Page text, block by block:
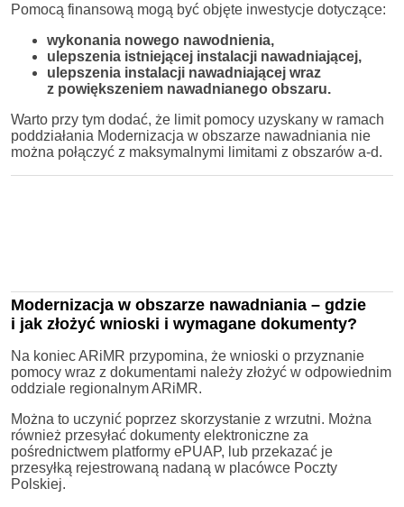
Pomocą finansową mogą być objęte inwestycje dotyczące:
wykonania nowego nawodnienia,
ulepszenia istniejącej instalacji nawadniającej,
ulepszenia instalacji nawadniającej wraz
z powiększeniem nawadnianego obszaru.
Warto przy tym dodać, że limit pomocy uzyskany w ramach
poddziałania Modernizacja w obszarze nawadniania nie
można połączyć z maksymalnymi limitami z obszarów a-d.
Modernizacja w obszarze nawadniania – gdzie
i jak złożyć wnioski i wymagane dokumenty?
Na koniec ARiMR przypomina, że wnioski o przyznanie
pomocy wraz z dokumentami należy złożyć w odpowiednim
oddziale regionalnym ARiMR.
Można to uczynić poprzez skorzystanie z wrzutni. Można
również przesyłać dokumenty elektroniczne za
pośrednictwem platformy ePUAP, lub przekazać je
przesyłką rejestrowaną nadaną w placówce Poczty
Polskiej.